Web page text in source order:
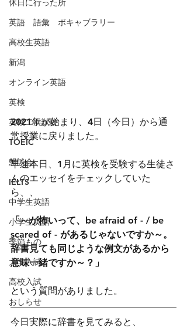
休日に行った所
英語 語彙 ボキャブラリー
高校生英語
新潟
オンライン英語
英検
英検二次試験
TOEIC
懇談会
IELTS
中学生英語
小学生英語
季節もの
大学入試
高校入試
おしらせ
2021年が始まり、4日（今日）から通
常授業に戻りました。
早速本日、1月に英検を受験する生徒さ
んのエッセイをチェックしていた
ら、、
「～が怖いって、be afraid of - / be
scared of - があるじゃないですか～。
辞書見ても同じような例文があるから
意味一緒ですか～？」
という質問がありました。
今日実際に辞書を見てみると、